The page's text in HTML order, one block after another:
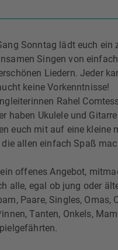
Sonntag lädt euch ein
Singen von
Liedern. Jeder
keine Vorkenntnisse!
Rahel
haben Ukulele und
euch mit auf eine kleine
die allen einfach Spaß
offenes Angebot,
alle, egal ob jung oder
Paare, Singles, Omas,
Tanten, Onkels,